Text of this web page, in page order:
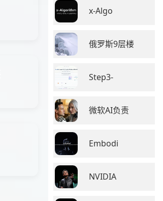
x-Algo
俄罗斯9层楼
Step3-
微软AI负责
Embodi
NVIDIA